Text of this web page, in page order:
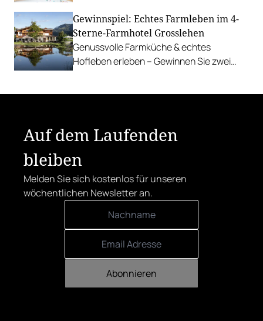
uns am liebsten ab.
Gewinnspiel: Echtes Farmleben im 4-
Sterne-Farmhotel Grosslehen
Genussvolle Farmküche & echtes
Hofleben erleben – Gewinnen Sie zwei
Auf dem Laufenden
bleiben
Melden Sie sich kostenlos für unseren
wöchentlichen Newsletter an.
Abonnieren